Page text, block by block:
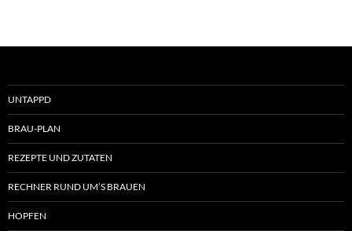
UNTAPPD
BRAU-PLAN
REZEPTE UND ZUTATEN
RECHNER RUND UM’S BRAUEN
HOPFEN